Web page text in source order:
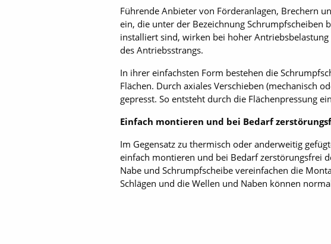
Führende Anbieter von Förderanlagen, Brechern
ein, die unter der Bezeichnung Schrumpfscheiben
installiert sind, wirken bei hoher
des Antriebsstrangs.
In ihrer einfachsten Form bestehen die
Flächen. Durch axiales Verschieben (mechanisch
gepresst. So entsteht durch die Flächenpressung
Einfach montieren und bei Bedarf
Im Gegensatz zu thermisch oder anderweitig
einfach montieren und bei Bedarf zerstörungsfrei
Nabe und Schrumpfscheibe vereinfachen die
Schlägen und die Wellen und Naben können